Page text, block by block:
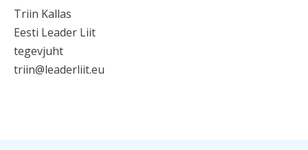
Triin Kallas
Eesti Leader Liit
tegevjuht
triin@leaderliit.eu